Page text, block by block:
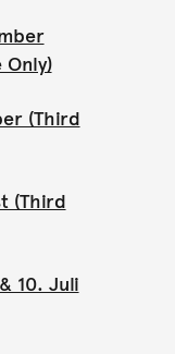
(Third
(Third
10. Juli